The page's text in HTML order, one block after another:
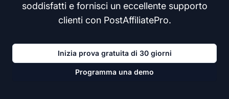
soddisfatti e fornisci un eccellente supporto
clienti con PostAffiliatePro.
Inizia prova gratuita di 30 giorni
Programma una demo